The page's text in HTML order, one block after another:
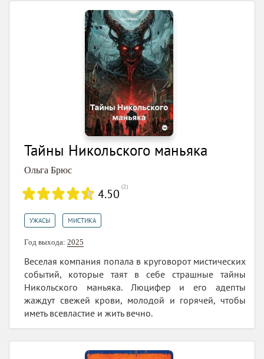
Тайны Никольского маньяка
Ольга Брюс
4.50 (2)
УЖАСЫ МИСТИКА
Год выхода: 2025
Веселая компания попала в круговорот мистических
событий, которые таят в себе страшные тайны
Никольского маньяка. Люцифер и его адепты
жаждут свежей крови, молодой и горячей, чтобы
иметь всевластие и жить вечно.